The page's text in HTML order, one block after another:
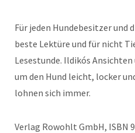
Für jeden Hundebesitzer und
beste Lektüre und für nicht
Lesestunde. Ildikós
um den Hund leicht, locker
lohnen sich immer.
Verlag Rowohlt GmbH, ISBN